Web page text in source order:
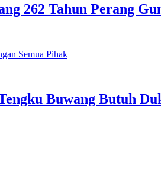
262 Tahun Perang
Buwang Butuh